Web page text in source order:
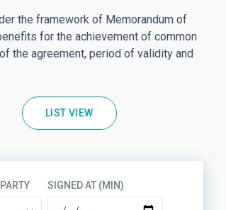
the framework of Memorandum of
for the achievement of common
the agreement, period of validity and
LIST VIEW
SIGNED AT (MIN)